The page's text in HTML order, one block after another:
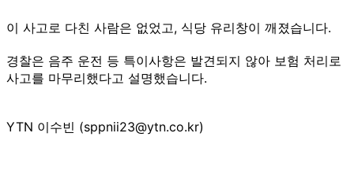
이 사고로 다친 사람은 없었고, 식당 유리창이 깨졌습니다.
경찰은 음주 운전 등 특이사항은 발견되지 않아 보험 처리로
사고를 마무리했다고 설명했습니다.
YTN 이수빈 (sppnii23@ytn.co.kr)